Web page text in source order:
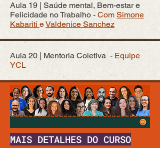
Aula 19 | Saúde mental, Bem-estar e
Felicidade no Trabalho - ComSimone
Kabariti eValdenice Sanchez
Aula 20 | Mentoria Coletiva - Equipe
YCL
MAIS DETALHES DO CURSO